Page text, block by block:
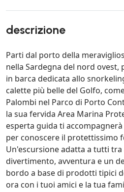
descrizione
Parti dal porto della
nella Sardegna del nord ovest,
in barca dedicata allo
calette più belle del Golfo,
Palombi nel Parco di Porto
la sua fervida Area Marina
esperta guida ti
per conoscere il protettissimo
Un'escursione adatta a tutti
divertimento, avventura e un
bordo a base di prodotti tipici
ora con i tuoi amici e la tua